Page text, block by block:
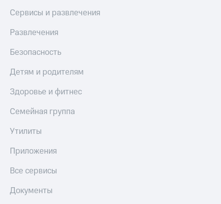
Сервисы и развлечения
Развлечения
Безопасность
Детям и родителям
Здоровье и фитнес
Семейная группа
Утилиты
Приложения
Все сервисы
Документы